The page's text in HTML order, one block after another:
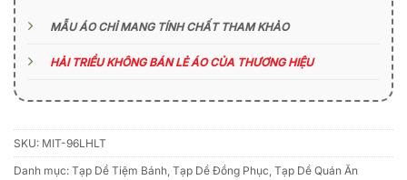
MẪU ÁO CHỈ MANG TÍNH CHẤT THAM KHẢO
HẢI TRIỀU KHÔNG BÁN LẺ ÁO CỦA THƯƠNG HIỆU
SKU: MIT-96LHLT
Danh mục: Tạp Dề Tiệm Bánh, Tạp Dề Đồng Phục, Tạp Dề Quán Ăn